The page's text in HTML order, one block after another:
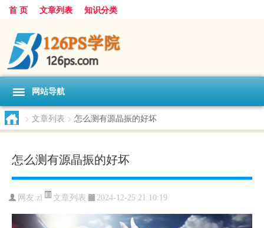
首 页 文章列表 知识分类
网站导航
> 文章列表 > 怎么测有源晶振的好坏
怎么测有源晶振的好坏
网友:zl 文章列表 2024-12-25 21:10:19